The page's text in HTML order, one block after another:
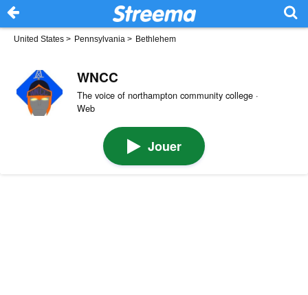
United States > Pennsylvania > Bethlehem
WNCC
The voice of northampton community college ·
Web
Jouer